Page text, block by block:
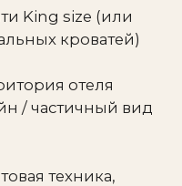
King size (или
кроватей)
отеля
/ частичный вид
техника,